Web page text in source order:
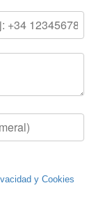
y Cookies